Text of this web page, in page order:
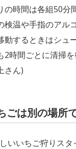
の時間は各組50
検温や手指のアル
動するときはシュ
2時間ごとに清掃
さん)
ごは別の場所
いいちご狩りス